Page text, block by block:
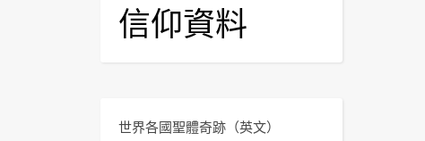
信仰資料
世界各國聖體奇跡 （英文）